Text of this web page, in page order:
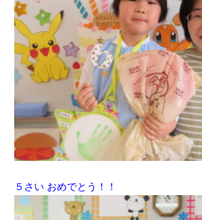
５さい おめでとう！！